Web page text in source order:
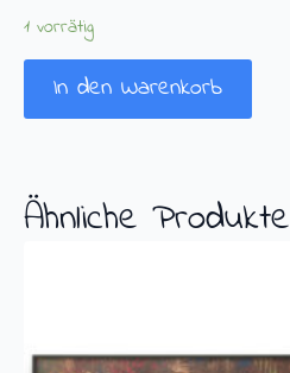
1 vorrätig
In den Warenkorb
Ähnliche Produkte